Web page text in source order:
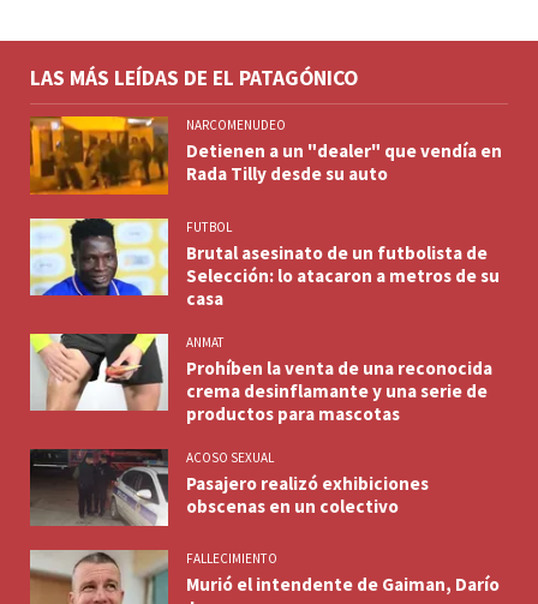
LAS MÁS LEÍDAS DE EL PATAGÓNICO
NARCOMENUDEO
Detienen a un "dealer" que vendía en
Rada Tilly desde su auto
FUTBOL
Brutal asesinato de un futbolista de
Selección: lo atacaron a metros de su
casa
ANMAT
Prohíben la venta de una reconocida
crema desinflamante y una serie de
productos para mascotas
ACOSO SEXUAL
Pasajero realizó exhibiciones
obscenas en un colectivo
FALLECIMIENTO
Murió el intendente de Gaiman, Darío